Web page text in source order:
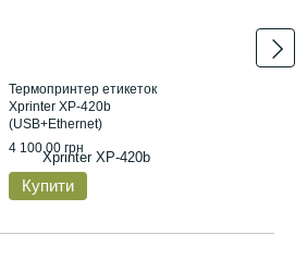
Термопринтер етикеток
Xprinter XP-420b
(USB+Ethernet)
4 100.00 грн
Купити